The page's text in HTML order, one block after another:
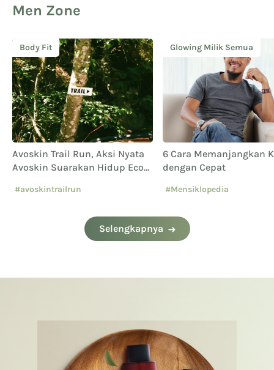
Men Zone
Body Fit
Avoskin Trail Run, Aksi Nyata
Avoskin Suarakan Hidup Eco
#avoskintrailrun
Glowing Milik Semua
6 Cara Memanjangkan
dengan Cepat
#Mensiklopedia
Selengkapnya